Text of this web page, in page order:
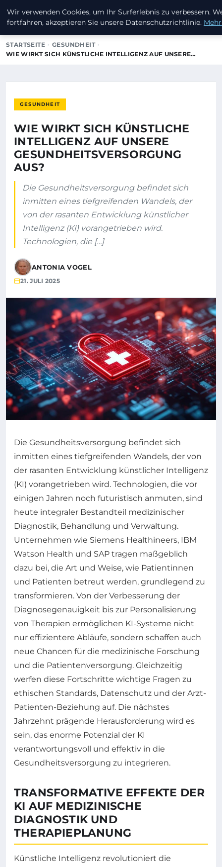
INVESTORENKAPITAL24
STARTSEITE
GESUNDHEIT
WIE WIRKT SICH KÜNSTLICHE INTELLIGENZ AUF UNSERE…
GESUNDHEIT
WIE WIRKT SICH KÜNSTLICHE
INTELLIGENZ AUF UNSERE
GESUNDHEITSVERSORGUNG
AUS?
Die Gesundheitsversorgung befindet sich
inmitten eines tiefgreifenden Wandels, der
von der rasanten Entwicklung künstlicher
Intelligenz (KI) vorangetrieben wird.
Technologien, die […]
ANTONIA VOGEL
21. JULI 2025
Die Gesundheitsversorgung befindet sich
inmitten eines tiefgreifenden Wandels, der von
der rasanten Entwicklung künstlicher Intelligenz
(KI) vorangetrieben wird. Technologien, die vor
einigen Jahren noch futuristisch anmuten, sind
heute integraler Bestandteil medizinischer
Diagnostik, Behandlung und Verwaltung.
Unternehmen wie Siemens Healthineers, IBM
Watson Health und SAP tragen maßgeblich
dazu bei, die Art und Weise, wie Patientinnen
und Patienten betreut werden, grundlegend zu
transformieren. Von der Verbesserung der
Diagnosegenauigkeit bis zur Personalisierung
von Therapien ermöglichen KI-Systeme nicht
nur effizientere Abläufe, sondern schaffen auch
neue Chancen für die medizinische Forschung
und die Patientenversorgung. Gleichzeitig
werfen diese Fortschritte wichtige Fragen zu
ethischen Standards, Datenschutz und der Arzt-
Patienten-Beziehung auf. Die nächstes
Jahrzehnt prägende Herausforderung wird es
sein, das enorme Potenzial der KI
verantwortungsvoll und effektiv in die
Gesundheitsversorgung zu integrieren.
TRANSFORMATIVE EFFEKTE DER
KI AUF MEDIZINISCHE
DIAGNOSTIK UND
THERAPIEPLANUNG
Künstliche Intelligenz revolutioniert die
Wir verwenden Cookies, um Ihr Surferlebnis zu verbessern.
fortfahren, akzeptieren Sie unsere Datenschutzrichtlinie.